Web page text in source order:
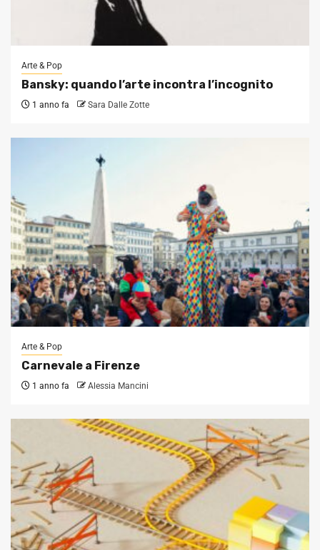
Arte & Pop
Bansky: quando l’arte incontra l’incognito
1 anno fa Sara Dalle Zotte
Arte & Pop
Carnevale a Firenze
1 anno fa Alessia Mancini